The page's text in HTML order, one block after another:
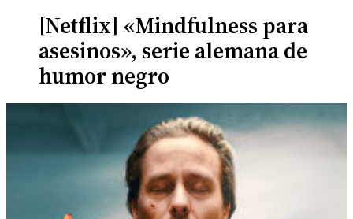
[Netflix] «Mindfulness para
asesinos», serie alemana de
humor negro